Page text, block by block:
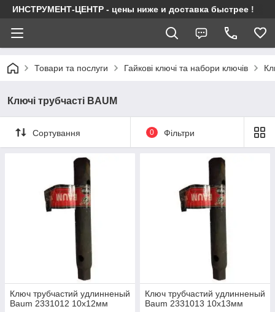
ИНСТРУМЕНТ-ЦЕНТР - цены ниже и доставка быстрее !
Товари та послуги Гайкові ключі та набори ключів
Ключі трубчасті BAUM
Сортування 0 Фільтри
Ключ трубчастий удлинненый
Baum 2331012 10х12мм
Ключ трубчастий удлинненый
Baum 2331013 10х13мм